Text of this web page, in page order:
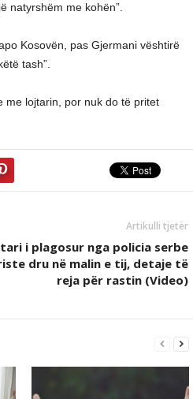
natyrshëm me kohën”.
Kosovën, pas Gjermani vështirë
tash”.
me lojtarin, por nuk do të pritet
Artikulli tjetër
i plagosur nga policia serbe
dru në malin e tij, detaje të
reja për rastin (Video)